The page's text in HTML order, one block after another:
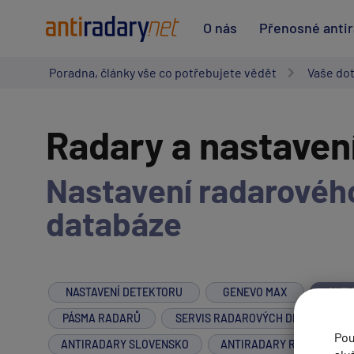
O nás Přenosné
Poradna, články vše co potřebujete vědět Vaše
Radary a
Nastavení
databáze
NASTAVENÍ DETEKTORU GENEVO MAX
PÁSMA RADARŮ
SERVIS RADAROVÝCH DETEKTORŮ
ANTIRADARY SLOVENSKO
ANTIRADARY RAKOUSKO